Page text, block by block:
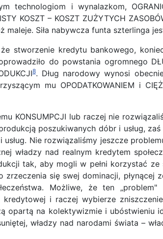
technologiom i wynalazkom,
KOSZT – KOSZT ZUŻYTYCH
Siła nabywcza funta szterlinga
stworzenie kredytu bankowego,
do powstania ogromnego
8. Dług narodowy wynosi
mu OPODATKOWANIEM i
KONSUMPCJI lub raczej nie
poszukiwanych dóbr i usług,
Nie rozwiązaliśmy jeszcze
władzy nad realnym kredytem
tak, aby mogli w pełni korzystać ze
się swej dominacji,
Możliwe, że ten
i raczej wybierze
opartą na kolektywizmie i ubóstwieniu
władzy nad narodami świata –